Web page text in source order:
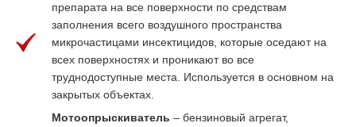
препарата на все поверхности по средствам
заполнения всего воздушного пространства
микрочастицами инсектицидов, которые оседают на
всех поверхностях и проникают во все
труднодоступные места. Используется в основном на
закрытых объектах.
Мотоопрыскиватель – бензиновый агрегат,